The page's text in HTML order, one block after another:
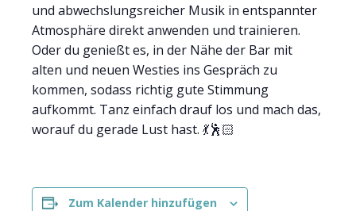
und abwechslungsreicher Musik in entspannter
Atmosphäre direkt anwenden und trainieren.
Oder du genießt es, in der Nähe der Bar mit
alten und neuen Westies ins Gespräch zu
kommen, sodass richtig gute Stimmung
aufkommt. Tanz einfach drauf los und mach das,
worauf du gerade Lust hast. 💃🕺🏻
Zum Kalender hinzufügen